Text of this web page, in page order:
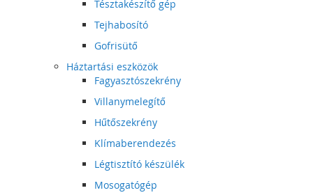
Tésztakészítő gép
Tejhabosító
Gofrisütő
Háztartási eszközök
Fagyasztószekrény
Villanymelegítő
Hűtőszekrény
Klímaberendezés
Légtisztító készülék
Mosogatógép